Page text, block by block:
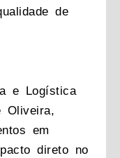
de
e Logística
Oliveira,
em
direto no